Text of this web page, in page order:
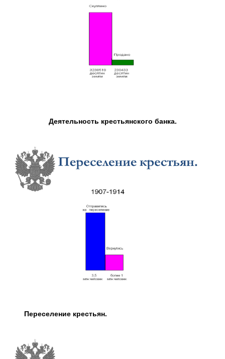
Деятельность крестьянского банка.
Переселение крестьян.